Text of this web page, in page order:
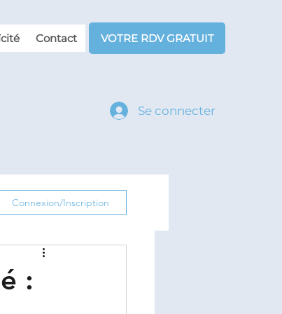
Contact VOTRE RDV GRATUIT
Se connecter
Connexion/Inscription
: